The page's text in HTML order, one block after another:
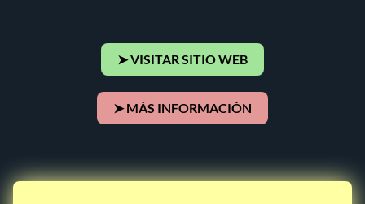
➤ VISITAR SITIO WEB
➤ MÁS INFORMACIÓN